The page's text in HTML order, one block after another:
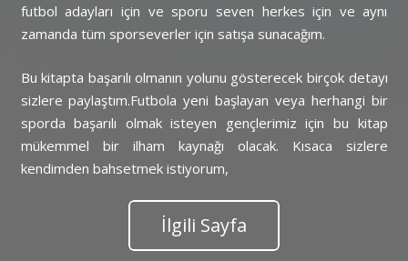
futbol adayları için ve sporu seven herkes için ve aynı
zamanda tüm sporseverler için satışa sunacağım.
Bu kitapta başarılı olmanın yolunu gösterecek birçok detayı
sizlere paylaştım.Futbola yeni başlayan veya herhangi bir
sporda başarılı olmak isteyen gençlerimiz için bu kitap
mükemmel bir ilham kaynağı olacak. Kısaca sizlere
kendimden bahsetmek istiyorum,
İlgili Sayfa